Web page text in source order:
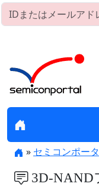
» セミコンポー
3D-NAND